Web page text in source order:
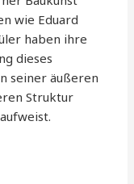
wie Eduard
haben ihre
dieses
seiner äußeren
Struktur